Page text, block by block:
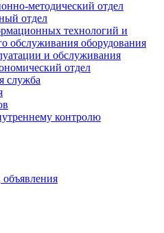
методический отдел
отдел
технологий и
обслуживания оборудования
и обслуживания
отдел
служба
контролю